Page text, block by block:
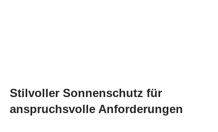
Stilvoller Sonnenschutz für
anspruchsvolle Anforderungen